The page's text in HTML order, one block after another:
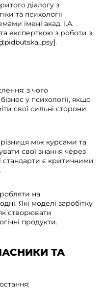
діалогу з
та психології
імені акад. І.А.
експерткою з роботи з
з чого
у психології, якщо
свої сильні сторони
різниця між курсами та
свої знання через
стандарти є критичними
на
Які моделі заробітку
створювати
продукти.
ТА